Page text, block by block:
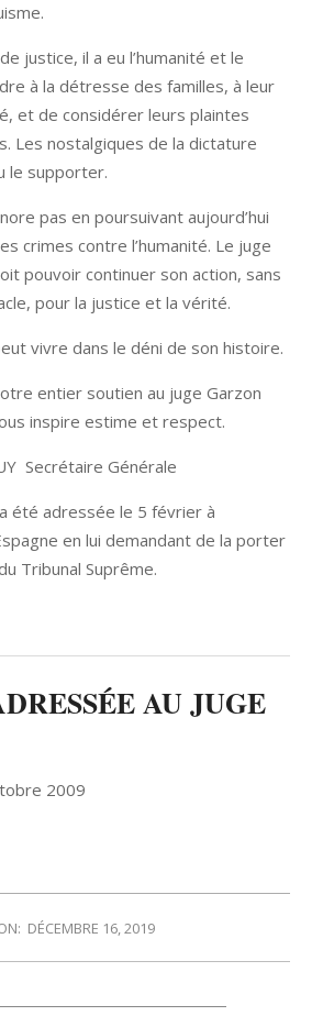
justice, il a eu l’humanité et le
à la détresse des familles, à leur
et de considérer leurs plaintes
Les nostalgiques de la dictature
le supporter.
pas en poursuivant aujourd’hui
crimes contre l’humanité. Le juge
pouvoir continuer son action, sans
pour la justice et la vérité.
vivre dans le déni de son histoire.
entier soutien au juge Garzon
inspire estime et respect.
Secrétaire Générale
été adressée le 5 février à
en lui demandant de la porter
Tribunal Suprême.
AU JUGE
2009
DÉCEMBRE 16, 2019